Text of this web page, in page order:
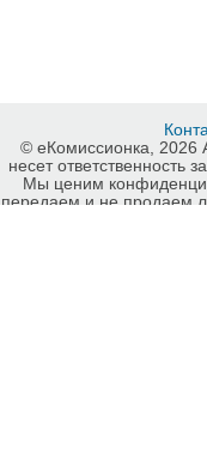
© еКомиссионка, 2026
несет ответственность
Мы ценим
передаем и не продаем